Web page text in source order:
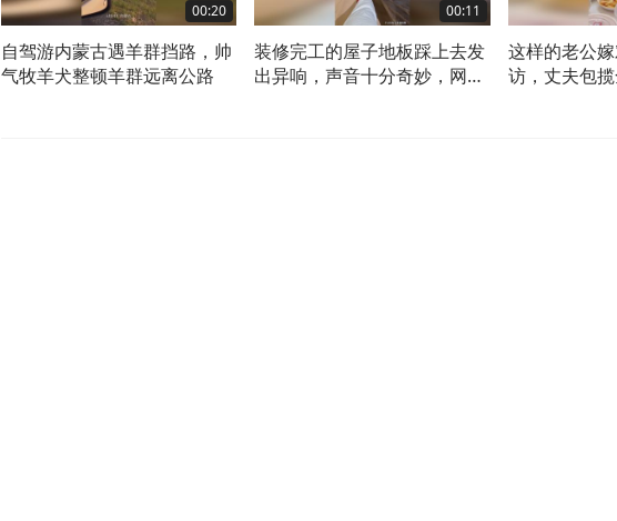
00:20
自驾游内蒙古遇羊群挡路，帅
气牧羊犬整顿羊群远离公路
00:11
装修完工的屋子地板踩上去发
出异响，声音十分奇妙，网
这样的老公
访，丈夫包